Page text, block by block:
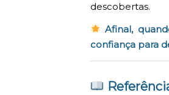
descobertas.
Afinal,
confiança para